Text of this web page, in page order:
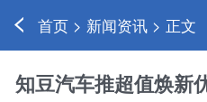
首页 > 新闻资讯 > 正文
知豆汽车推超值焕新